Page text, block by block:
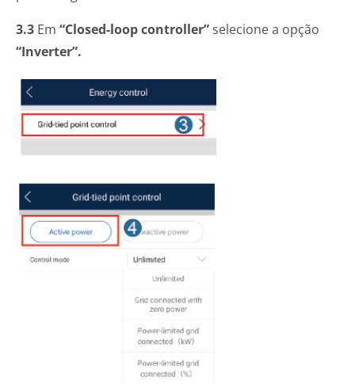
3.3 Em “Closed-loop controller”selecione a opção
“Inverter”.